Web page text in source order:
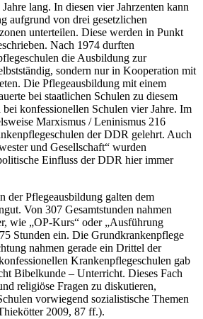
lang. In diesen vier Jahrzenten kann
aufgrund von drei gesetzlichen
unterteilen. Diese werden in Punkt
Nach 1974 durften
die Ausbildung zur
sondern nur in Kooperation mit
Die Pflegeausbildung mit einem
bei staatlichen Schulen zu diesem
konfessionellen Schulen vier Jahre. Im
Marxismus / Leninismus 216
der DDR gelehrt. Auch
und Gesellschaft“ wurden
Einfluss der DDR hier immer
der Pflegeausbildung galten dem
Von 307 Gesamtstunden nahmen
wie „OP-Kurs“ oder „Ausführung
Stunden ein. Die Grundkrankenpflege
nahmen gerade ein Drittel der
Krankenpflegeschulen gab
Bibelkunde – Unterricht. Dieses Fach
religiöse Fragen zu diskutieren,
vorwiegend sozialistische Themen
2009, 87 ff.).